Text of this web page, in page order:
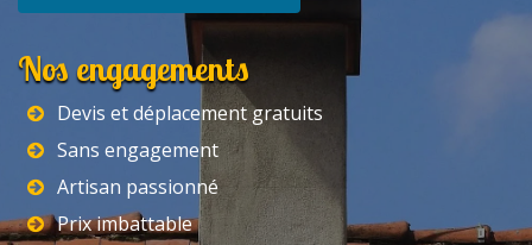
Nos engagements
Devis et déplacement gratuits
Sans engagement
Artisan passionné
Prix imbattable